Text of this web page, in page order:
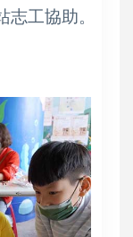
工協助。